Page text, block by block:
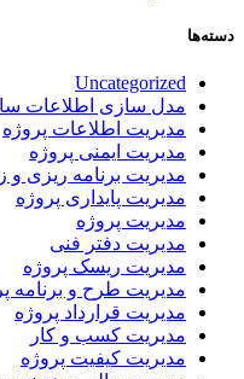
دسته‌ها
Uncategorized
مدل سازی اطلاعات
مدیریت اطلاعات پروژه
مدیریت ایمنی پروژه
مدیریت برنامه ریزی و
مدیریت پایداری پروژه
مدیریت پروژه
مدیریت دفتر فنی
مدیریت ریسک پروژه
مدیریت طرح و برنامه
مدیریت قرارداد پروژه
مدیریت کسب و کار
مدیریت کیفیت پروژه